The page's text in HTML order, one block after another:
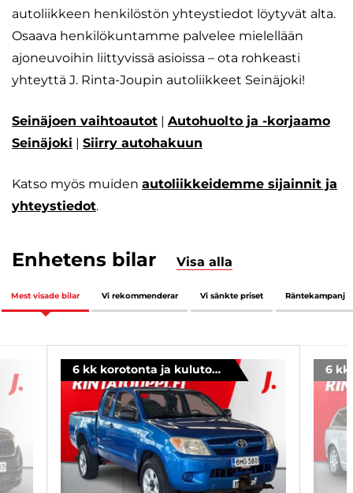
autoliikkeen henkilöstön yhteystiedot löytyvät alta.
Osaava henkilökuntamme palvelee mielellään
ajoneuvoihin liittyvissä asioissa – ota rohkeasti
yhteyttä J. Rinta-Joupin autoliikkeet Seinäjoki!
Seinäjoen vaihtoautot | Autohuolto ja -korjaamo
Seinäjoki | Siirry autohakuun
Katso myös muiden autoliikkeidemme sijainnit ja
yhteystiedot.
Enhetens bilar Visa alla
Mest visade bilar Vi rekommenderar Vi sänkte priset Räntekampanj
6 kk korotonta ja kulutonta